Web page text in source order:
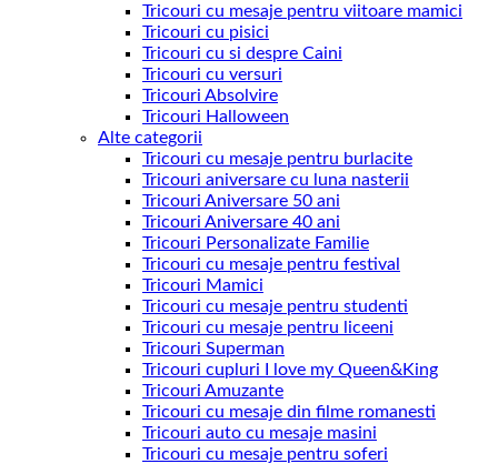
Tricouri cu mesaje pentru viitoare mamici
Tricouri cu pisici
Tricouri cu si despre Caini
Tricouri cu versuri
Tricouri Absolvire
Tricouri Halloween
Alte categorii
Tricouri cu mesaje pentru burlacite
Tricouri aniversare cu luna nasterii
Tricouri Aniversare 50 ani
Tricouri Aniversare 40 ani
Tricouri Personalizate Familie
Tricouri cu mesaje pentru festival
Tricouri Mamici
Tricouri cu mesaje pentru studenti
Tricouri cu mesaje pentru liceeni
Tricouri Superman
Tricouri cupluri I love my Queen&King
Tricouri Amuzante
Tricouri cu mesaje din filme romanesti
Tricouri auto cu mesaje masini
Tricouri cu mesaje pentru soferi